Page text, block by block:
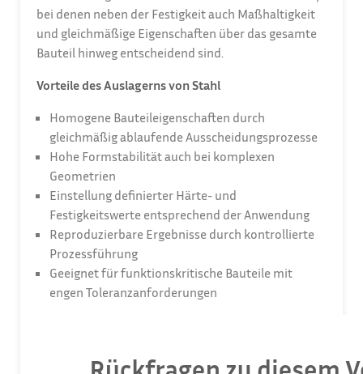
bei denen neben der Festigkeit auch Maßhaltigkeit
und gleichmäßige Eigenschaften über das gesamte
Bauteil hinweg entscheidend sind.
Vorteile des Auslagerns von Stahl
Homogene Bauteileigenschaften durch
gleichmäßig ablaufende Ausscheidungsprozesse
Hohe Formstabilität auch bei komplexen
Geometrien
Einstellung definierter Härte- und
Festigkeitswerte entsprechend der Anwendung
Reproduzierbare Ergebnisse durch kontrollierte
Prozessführung
Geeignet für funktionskritische Bauteile mit
engen Toleranzanforderungen